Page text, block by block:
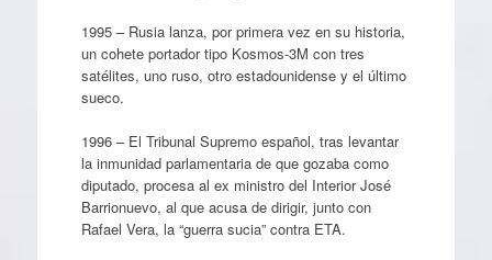
1995 – Rusia lanza, por primera vez en su historia,
un cohete portador tipo Kosmos-3M con tres
satélites, uno ruso, otro estadounidense y el último
sueco.
1996 – El Tribunal Supremo español, tras levantar
la inmunidad parlamentaria de que gozaba como
diputado, procesa al ex ministro del Interior José
Barrionuevo, al que acusa de dirigir, junto con
Rafael Vera, la “guerra sucia” contra ETA.